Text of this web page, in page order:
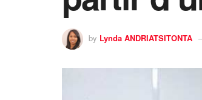
by Lynda ANDRIATSITONTA